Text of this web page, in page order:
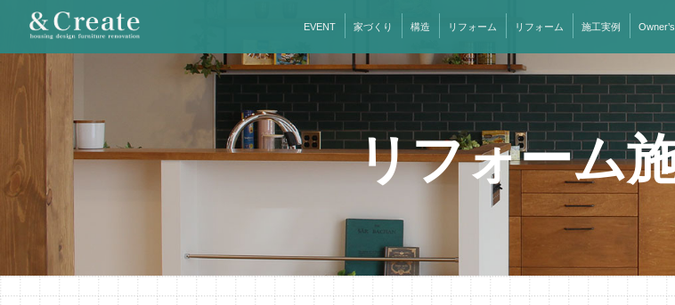
EVENT 家づくり 構造 リフォーム リフォーム 施工実例
リフォーム